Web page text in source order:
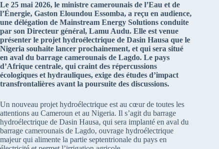
Le 25 mai 2026, le ministre camerounais de l’Eau et de
l’Énergie, Gaston Eloundou Essomba, a reçu en audience,
une délégation de Mainstream Energy Solutions conduite
par son Directeur général, Lamu Audu. Elle est venue
présenter le projet hydroélectrique de Dasin Hausa que le
Nigeria souhaite lancer prochainement, et qui sera situé
en aval du barrage camerounais de Lagdo. Le pays
d’Afrique centrale, qui craint des répercussions
écologiques et hydrauliques, exige des études d’impact
transfrontalières avant la poursuite des discussions.
Un nouveau projet hydroélectrique est au cœur de toutes les
attentions au Cameroun et au Nigeria. Il s’agit du barrage
hydroélectrique de Dasin Hausa, qui sera implanté en aval du
barrage camerounais de Lagdo, ouvrage hydroélectrique
majeur qui alimente la partie septentrionale du pays en